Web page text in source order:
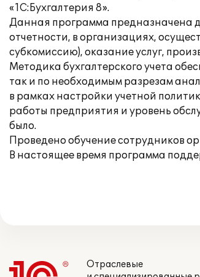
«1С:Бухгалтерия 8».
Данная программа предназначена
отчетности, в организациях,
субкомиссию), оказание услуг,
Методика бухгалтерского учета
так и по необходимым разрезам
в рамках настройки учетной
работы предприятия и уровень
было.
Проведено обучение сотрудников
В настоящее время программа
Отраслевые